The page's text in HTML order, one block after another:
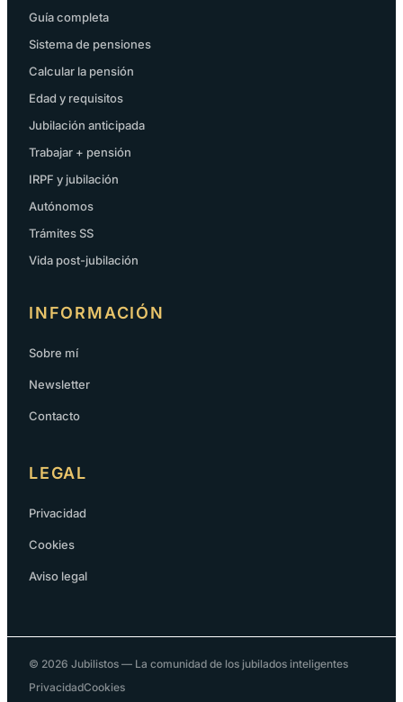
Guía completa
Sistema de pensiones
Calcular la pensión
Edad y requisitos
Jubilación anticipada
Trabajar + pensión
IRPF y jubilación
Autónomos
Trámites SS
Vida post-jubilación
INFORMACIÓN
Sobre mí
Newsletter
Contacto
LEGAL
Privacidad
Cookies
Aviso legal
© 2026 Jubilistos — La comunidad de los jubilados inteligentes
PrivacidadCookies